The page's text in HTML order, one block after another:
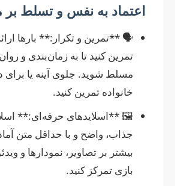
اعتماد به نفس و تسلط بر
🗣️ **تمرین و تکرار:** بارها
تمرین کنید تا به زمان‌بندی و
مسلط شوید. جلوی آینه یا برای
خانواده تمرین کنید.
🖼️ **اسلایدهای حرفه‌ای:**
جذاب، واضح و با حداقل متن
بیشتر بر تصاویر، نمودارها و
بازی تمرکز کنید.